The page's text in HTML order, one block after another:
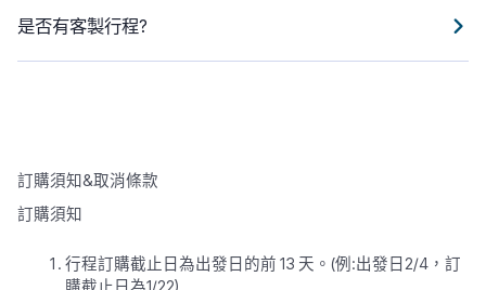
是否有客製行程?
訂購須知&取消條款
訂購須知
行程訂購截止日為出發日的前 13 天。(例:出發日2/4，訂